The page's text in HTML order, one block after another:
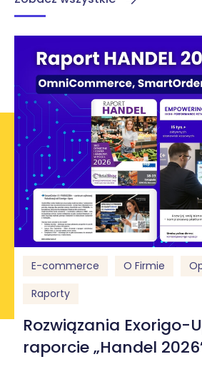
E-commerce O Firmie
Raporty
Rozwiązania Exorigo-
raporcie „Handel